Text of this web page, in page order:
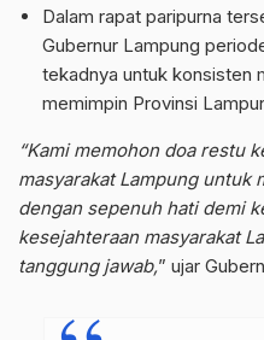
Dalam rapat paripurna
Gubernur Lampung
tekadnya untuk konsisten
memimpin Provinsi
“Kami memohon doa restu
masyarakat Lampung untuk
dengan sepenuh hati demi
kesejahteraan masyarakat
tanggung jawab,” ujar